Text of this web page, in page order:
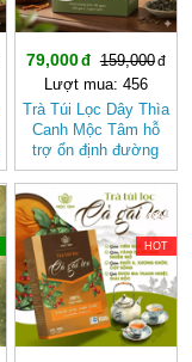
79,000
159,000
Lượt mua: 456
Trà Túi Lọc Dây Thìa
Canh Mộc Tâm hỗ
trợ ổn định đường
huyết
-40%
HOT